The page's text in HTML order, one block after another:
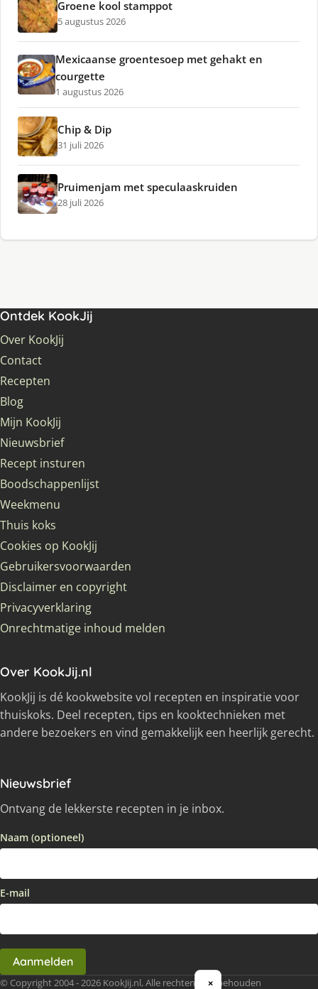
Groene kool stamppot
5 augustus 2026
Mexicaanse groentesoep met gehakt en
courgette
1 augustus 2026
Chip & Dip
31 juli 2026
Pruimenjam met speculaaskruiden
28 juli 2026
Ontdek KookJij
Over KookJij
Contact
Recepten
Blog
Mijn KookJij
Nieuwsbrief
Recept insturen
Boodschappenlijst
Weekmenu
Thuis koks
Cookies op KookJij
Gebruikersvoorwaarden
Disclaimer en copyright
Privacyverklaring
Onrechtmatige inhoud melden
Over KookJij.nl
KookJij is dé kookwebsite vol recepten en inspiratie voor
thuiskoks. Deel recepten, tips en kooktechnieken met
andere bezoekers en vind gemakkelijk een heerlijk gerecht.
Nieuwsbrief
Ontvang de lekkerste recepten in je inbox.
Naam (optioneel)
E-mail
Aanmelden
© Copyright 2004 - 2026 KookJij.nl, Alle rechten voorbehouden
×